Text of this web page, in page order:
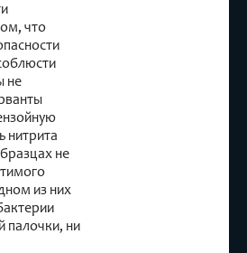
что
не
нитрита
не
из них
палочки, ни